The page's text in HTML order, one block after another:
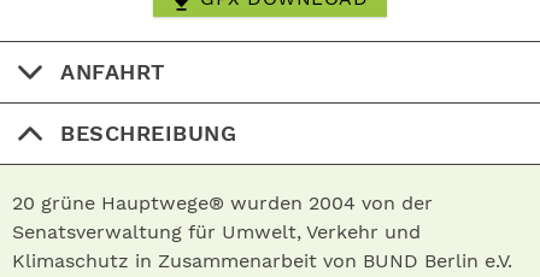
ANFAHRT
BESCHREIBUNG
20 grüne Hauptwege® wurden 2004 von der
Senatsverwaltung für Umwelt, Verkehr und
Klimaschutz in Zusammenarbeit von BUND Berlin e.V.